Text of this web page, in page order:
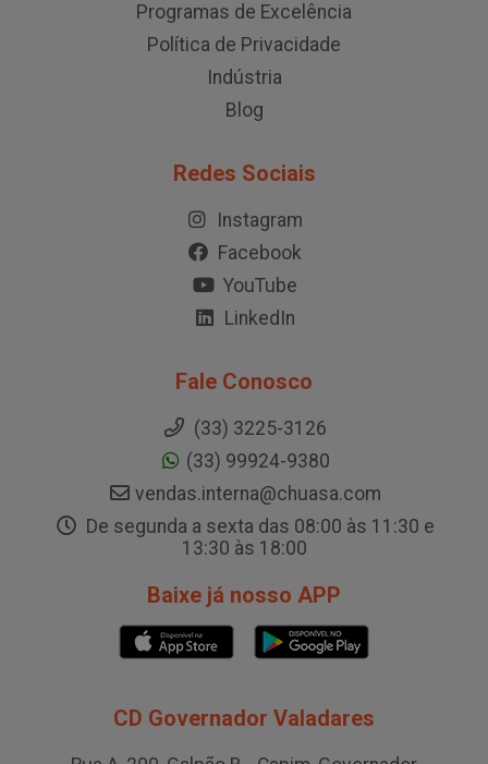
Programas de Excelência
Política de Privacidade
Indústria
Blog
Redes Sociais
Instagram
Facebook
YouTube
LinkedIn
Fale Conosco
(33) 3225-3126
(33) 99924-9380
vendas.interna@chuasa.com
De segunda a sexta das 08:00 às 11:30 e
13:30 às 18:00
Baixe já nosso APP
CD Governador Valadares